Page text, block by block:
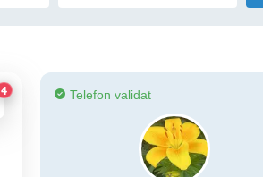
4 Telefon validat